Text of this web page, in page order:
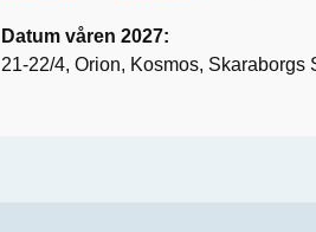
Datum våren 2027:
21-22/4, Orion, Kosmos, Skaraborgs